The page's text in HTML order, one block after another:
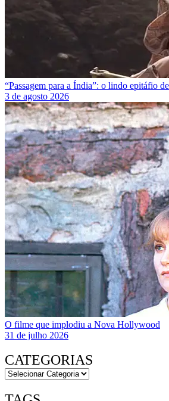
“Passagem para a Índia”: o lindo epitáfio
3 de agosto 2026
O filme que implodiu a Nova Hollywood
31 de julho 2026
CATEGORIAS